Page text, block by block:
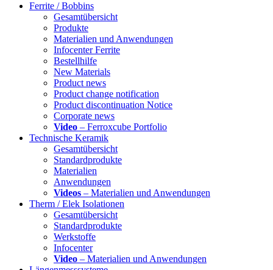
Ferrite / Bobbins
Gesamtübersicht
Produkte
Materialien und Anwendungen
Infocenter Ferrite
Bestellhilfe
New Materials
Product news
Product change notification
Product discontinuation Notice
Corporate news
Video – Ferroxcube Portfolio
Technische Keramik
Gesamtübersicht
Standardprodukte
Materialien
Anwendungen
Videos – Materialien und Anwendungen
Therm / Elek Isolationen
Gesamtübersicht
Standardprodukte
Werkstoffe
Infocenter
Video – Materialien und Anwendungen